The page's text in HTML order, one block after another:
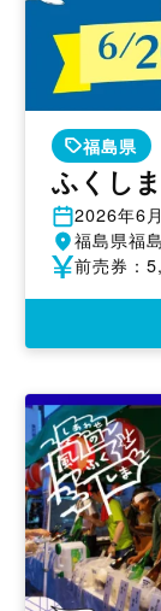
福島県
ふくし
開
催
日
2026年6
開
催
福島県福
参 前売券：